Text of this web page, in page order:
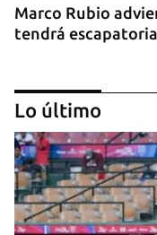
Marco Rubio
tendrá
Lo último